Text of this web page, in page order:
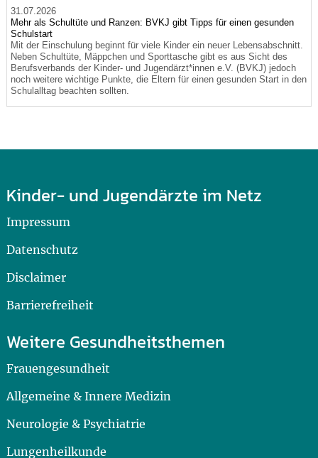
31.07.2026
Mehr als Schultüte und Ranzen: BVKJ gibt Tipps für einen gesunden
Schulstart
Mit der Einschulung beginnt für viele Kinder ein neuer Lebensabschnitt.
Neben Schultüte, Mäppchen und Sporttasche gibt es aus Sicht des
Berufsverbands der Kinder- und Jugendärzt*innen e.V. (BVKJ) jedoch
noch weitere wichtige Punkte, die Eltern für einen gesunden Start in den
Schulalltag beachten sollten.
Kinder- und Jugendärzte im Netz
Impressum
Datenschutz
Disclaimer
Barrierefreiheit
Weitere Gesundheitsthemen
Frauengesundheit
Allgemeine & Innere Medizin
Neurologie & Psychiatrie
Lungenheilkunde